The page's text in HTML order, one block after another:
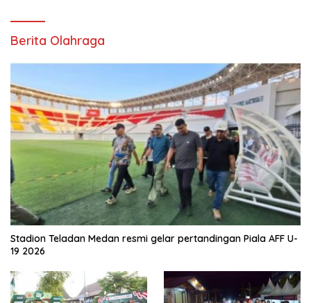
Berita Olahraga
Stadion Teladan Medan resmi gelar pertandingan Piala AFF U-
19 2026